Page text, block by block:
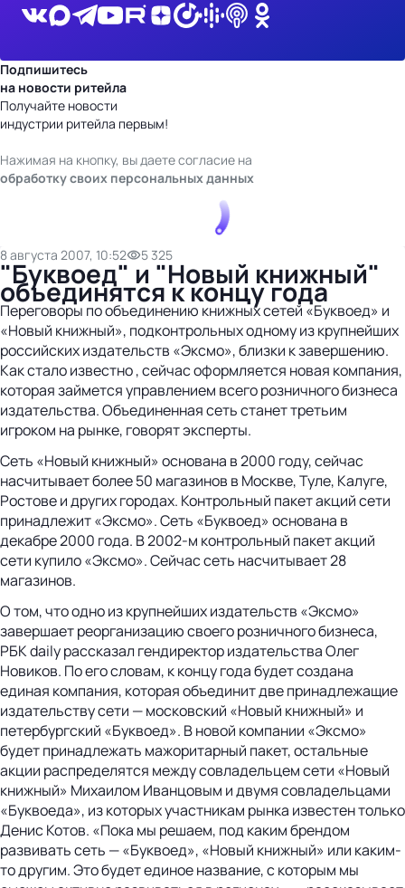
Подпишитесь
на новости ритейла
Получайте новости
индустрии ритейла первым!
Нажимая на кнопку, вы даете согласие на
обработку своих персональных данных
8 августа 2007, 10:52 5 325
"Буквоед" и "Новый книжный"
объединятся к концу года
Переговоры по объединению книжных сетей «Буквоед» и
«Новый книжный», подконтрольных одному из крупнейших
российских издательств «Эксмо», близки к завершению.
Как стало известно , сейчас оформляется новая компания,
которая займется управлением всего розничного бизнеса
издательства. Объединенная сеть станет третьим
игроком на рынке, говорят эксперты.
Сеть «Новый книжный» основана в 2000 году, сейчас
насчитывает более 50 магазинов в Москве, Туле, Калуге,
Ростове и других городах. Контрольный пакет акций сети
принадлежит «Эксмо». Сеть «Буквоед» основана в
декабре 2000 года. В 2002-м контрольный пакет акций
сети купило «Эксмо». Сейчас сеть насчитывает 28
магазинов.
О том, что одно из крупнейших издательств «Эксмо»
завершает реорганизацию своего розничного бизнеса,
РБК daily рассказал гендиректор издательства Олег
Новиков. По его словам, к концу года будет создана
единая компания, которая объединит две принадлежащие
издательству сети — московский «Новый книжный» и
петербургский «Буквоед». В новой компании «Эксмо»
будет принадлежать мажоритарный пакет, остальные
акции распределятся между со­владельцем сети «Новый
книжный» Михаилом Иванцовым и двумя совладельцами
«Буквоеда», из которых участникам рынка известен только
Денис Котов. «Пока мы решаем, под каким брендом
развивать сеть — «Буквоед», «Новый книжный» или каким-
то другим. Это будет единое название, с которым мы